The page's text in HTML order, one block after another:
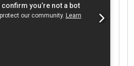
Stück sofort einsatzbereit
Alle 4 Stück mit Allrad
4 Stück mit NL-
Auch günstige Zustellung